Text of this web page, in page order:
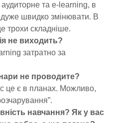
та e-learning, в
швидко змінювати. В
трохи складніше.
не виходить?
затратно за
не проводите?
це є в планах. Можливо,
навчання? Як у вас